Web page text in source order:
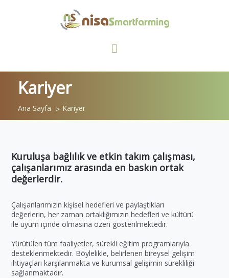
Kariyer
Ana Sayfa Kariyer
Kuruluşa bağlılık ve etkin takım çalışması,
çalışanlarımız arasında en baskın ortak
değerlerdir.
Çalışanlarımızın kişisel hedefleri ve paylaştıkları
değerlerin, her zaman ortaklığımızın hedefleri ve kültürü
ile uyum içinde olmasına özen gösterilmektedir.
Yürütülen tüm faaliyetler, sürekli eğitim programlarıyla
desteklenmektedir. Böylelikle, belirlenen bireysel gelişim
ihtiyaçları karşılanmakta ve kurumsal gelişimin sürekliliği
sağlanmaktadır.